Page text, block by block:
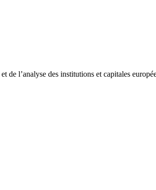
de l’analyse des institutions et capitales